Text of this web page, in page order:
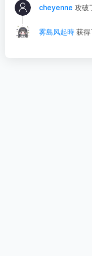
cheyenne 攻破
雾島风起時 获得